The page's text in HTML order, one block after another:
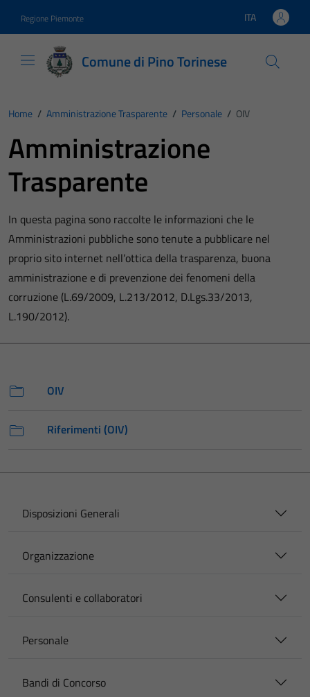
Regione Piemonte Lingua attiva:
ITA
Comune di Pino Torinese
Home / Amministrazione Trasparente / Personale / OIV
Amministrazione
Trasparente
In questa pagina sono raccolte le informazioni che le
Amministrazioni pubbliche sono tenute a pubblicare nel
proprio sito internet nell’ottica della trasparenza, buona
amministrazione e di prevenzione dei fenomeni della
corruzione (L.69/2009, L.213/2012, D.Lgs.33/2013,
L.190/2012).
OIV
Riferimenti (OIV)
Disposizioni Generali
Organizzazione
Consulenti e collaboratori
Personale
Bandi di Concorso